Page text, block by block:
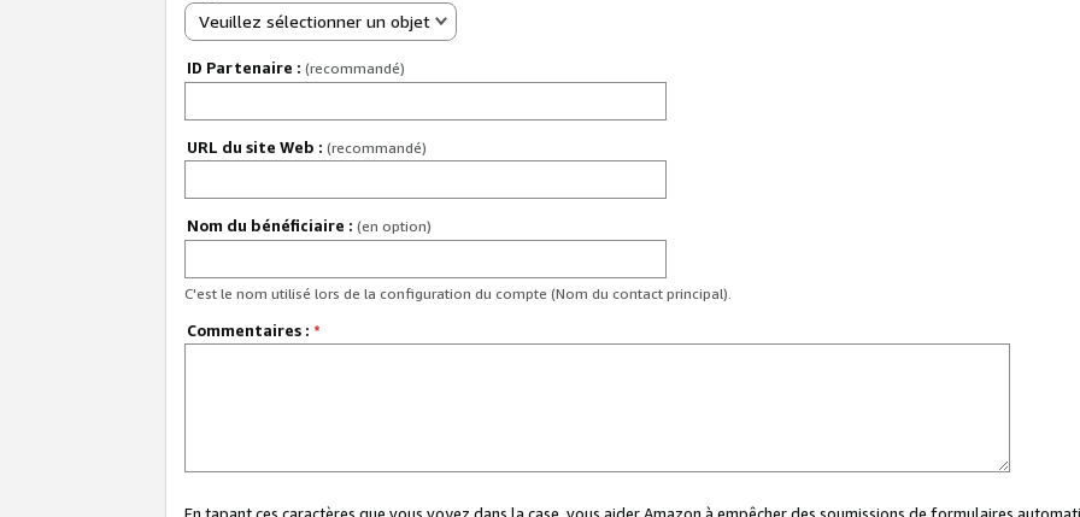
Veuillez sélectionner un objet
ID Partenaire : (recommandé)
URL du site Web : (recommandé)
Nom du bénéficiaire : (en option)
C'est le nom utilisé lors de la configuration du compte (Nom du contact principal).
Commentaires : *